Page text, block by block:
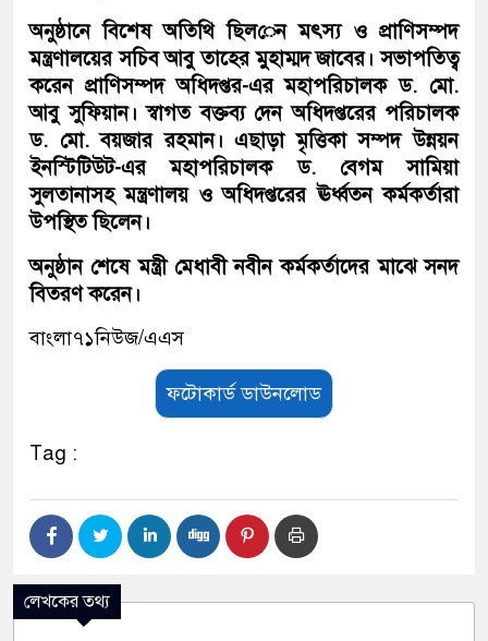
অনুষ্ঠানে বিশেষ অতিথি ছিলেন মৎস্য ও প্রাণিসম্পদ
মন্ত্রণালয়ের সচিব আবু তাহের মুহাম্মদ জাবের। সভাপতিত্ব
করেন প্রাণিসম্পদ অধিদপ্তর-এর মহাপরিচালক ড. মো.
আবু সুফিয়ান। স্বাগত বক্তব্য দেন অধিদপ্তরের পরিচালক
ড. মো. বয়জার রহমান। এছাড়া মৃত্তিকা সম্পদ উন্নয়ন
ইনস্টিটিউট-এর মহাপরিচালক ড. বেগম সামিয়া
সুলতানাসহ মন্ত্রণালয় ও অধিদপ্তরের ঊর্ধ্বতন কর্মকর্তারা
উপস্থিত ছিলেন।
অনুষ্ঠান শেষে মন্ত্রী মেধাবী নবীন কর্মকর্তাদের মাঝে সনদ
বিতরণ করেন।
বাংলা৭১নিউজ/এএস
ফটোকার্ড ডাউনলোড
Tag :
লেখকের তথ্য